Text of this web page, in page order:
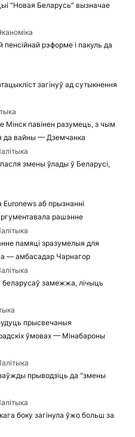
"Новая Беларусь" вызначае
пенсійнай рэформе і пакуль да
загінуў ад сутыкнення
Мінск павінен разумець, з чым
да вайны — Дземчанка
змены ўлады ў Беларусі,
аб прызнанні
рашэнне
памяці зразумелыя для
— амбасадар Чарнагор
беларусаў замежжа, лічыць
прысвечаныя
ўмовах — Мінабароны
прыводзіць да "змены
боку загінула ўжо больш за